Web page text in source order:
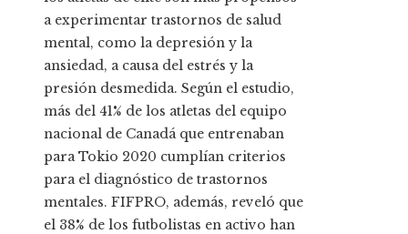
a experimentar trastornos de salud
mental, como la depresión y la
ansiedad, a causa del estrés y la
presión desmedida. Según el estudio,
más del 41% de los atletas del equipo
nacional de Canadá que entrenaban
para Tokio 2020 cumplían criterios
para el diagnóstico de trastornos
mentales. FIFPRO, además, reveló que
el 38% de los futbolistas en activo han